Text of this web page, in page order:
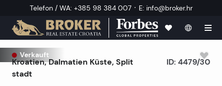
Telefon / WA: +385 98 384 007 · E: info@broker.hr
Verkauft
Kroatien,Dalmatien Küste, Split
stadt
ID: 4479/30